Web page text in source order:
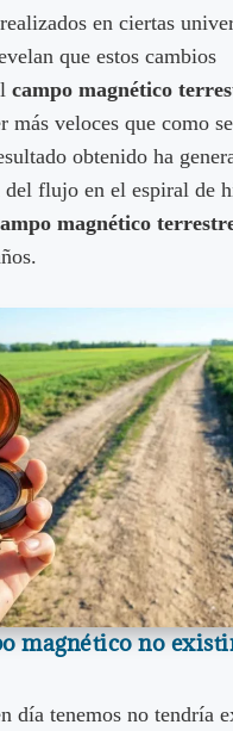
en ciertas
que estos cambios
campo magnético
más veloces que como
obtenido ha
del flujo en el espiral de
magnético
magnético no
día tenemos no tendría